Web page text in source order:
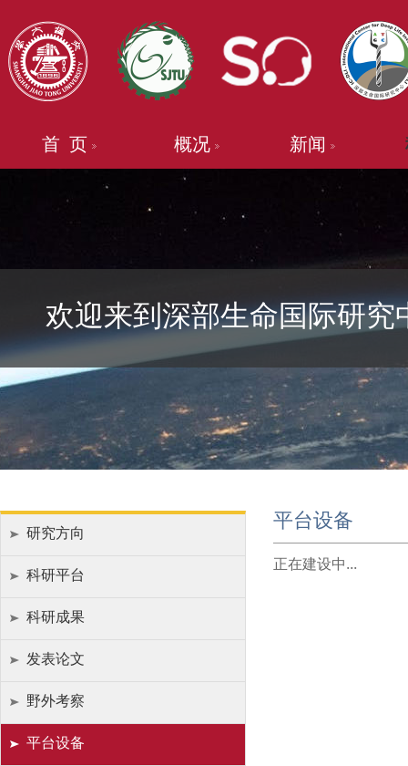
首 页 概况 新闻
欢迎来到深部生命国际研究
研究方向
科研平台
科研成果
发表论文
野外考察
平台设备
平台设备
正在建设中...